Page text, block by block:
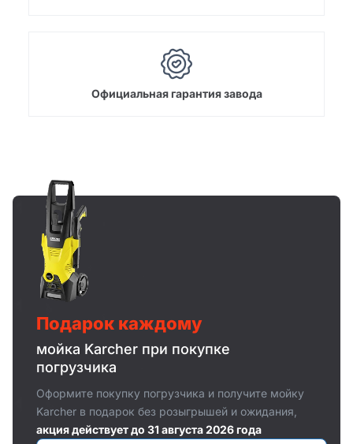
Официальная гарантия завода
Подарок каждому
мойка Karcher при покупке
погрузчика
Оформите покупку погрузчика и получите мойку
Karcher в подарок без розыгрышей и ожидания,
акция действует до 31 августа 2026 года